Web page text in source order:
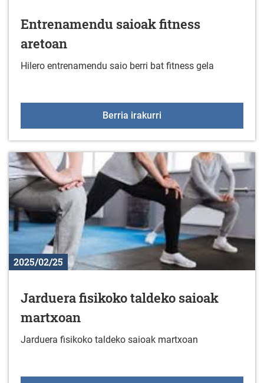
Entrenamendu saioak fitness
aretoan
Hilero entrenamendu saio berri bat fitness gela
Berria irakurri
2025/02/25
Jarduera fisikoko taldeko saioak
martxoan
Jarduera fisikoko taldeko saioak martxoan